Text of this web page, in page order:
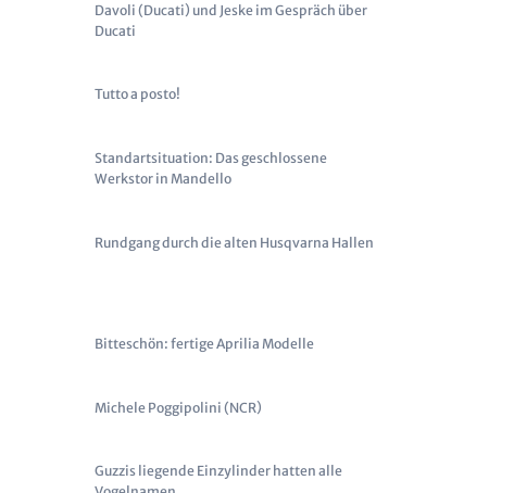
Davoli (Ducati) und Jeske im Gespräch über
Ducati
Tutto a posto!
Standartsituation: Das geschlossene
Werkstor in Mandello
Rundgang durch die alten Husqvarna Hallen
Bitteschön: fertige Aprilia Modelle
Michele Poggipolini (NCR)
Guzzis liegende Einzylinder hatten alle